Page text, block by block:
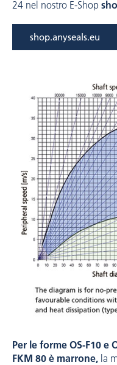
24 nel nostro E-Shop
shop.anyseals.eu
Per le forme OS-F10 e
FKM 80 è marrone, la